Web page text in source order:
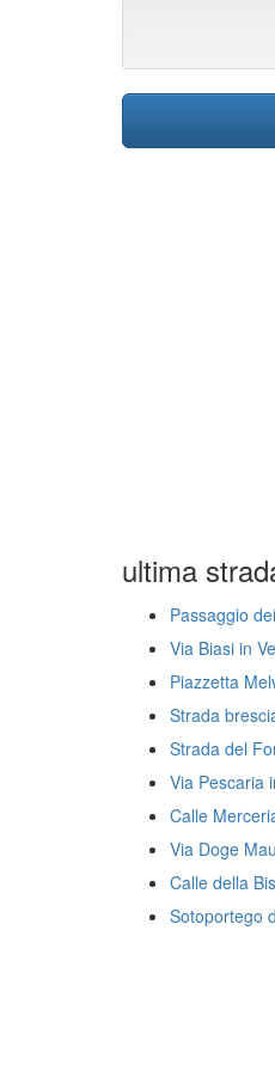
ultima
Passaggio
Via Biasi in
Piazzetta
Strada
Strada del
Via Pescaria
Calle
Via Doge
Calle della
Sotoportego